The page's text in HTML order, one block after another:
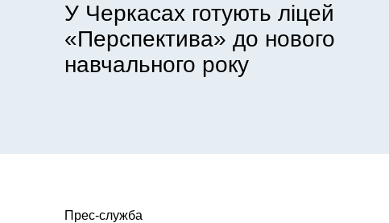
У Черкасах готують ліцей
«Перспектива» до нового
навчального року
Прес-служба